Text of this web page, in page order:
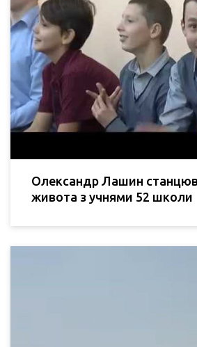
Олександр Лашин
живота з учнями 52 школи